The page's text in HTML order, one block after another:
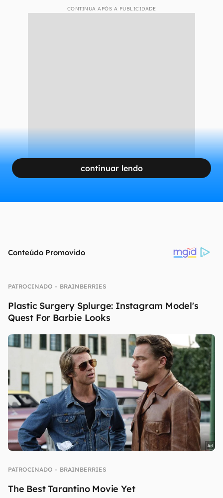
CONTINUA APÓS A PUBLICIDADE
continuar lendo